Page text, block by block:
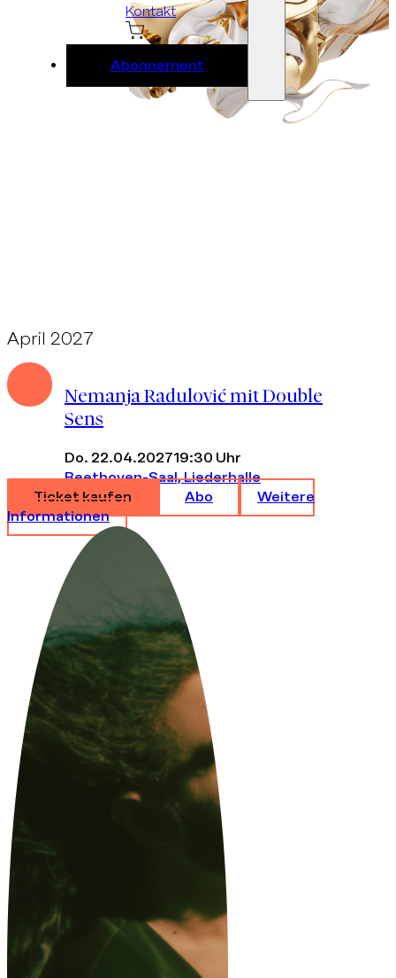
Kontakt
Abonnement
April 2027
Ebene 2 Platzhalter
Nemanja Radulović mit Double
Sens
Do. 22.04.202719:30 Uhr
Beethoven-Saal, Liederhalle
Ticket kaufen
Abo
Weitere
Informationen